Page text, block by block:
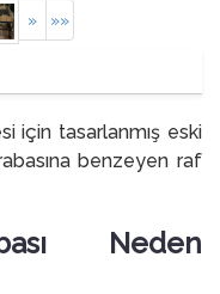
» »»
için tasarlanmış eski
benzeyen raf
Neden